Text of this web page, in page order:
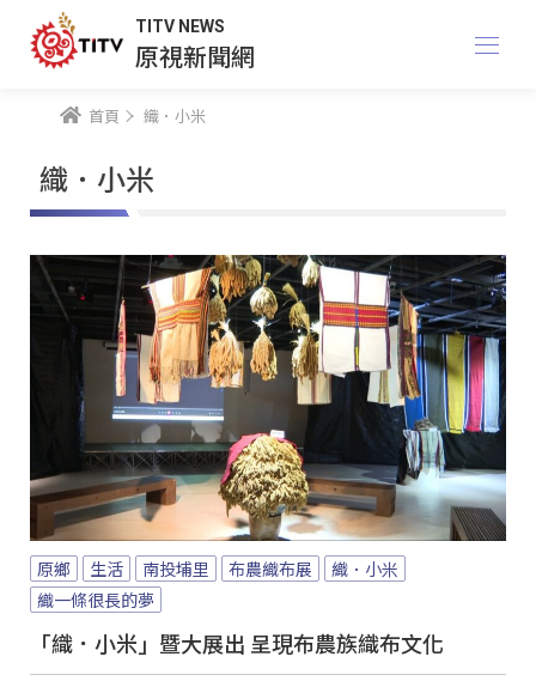
TITV NEWS
原視新聞網
首頁 織．小米
織．小米
原鄉 生活 南投埔里 布農織布展
織．小米
織一條很長的夢
「織．小米」暨大展出 呈現布農族織布文化